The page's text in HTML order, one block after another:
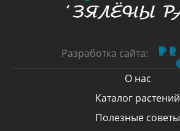
Разработка сайта:
О нас
Каталог растений
Полезные советы